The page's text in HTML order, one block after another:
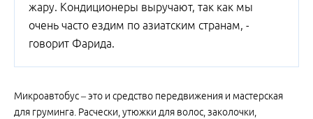
жару. Кондиционеры выручают, так как мы
очень часто ездим по азиатским странам, -
говорит Фарида.
Микроавтобус – это и средство передвижения и мастерская
для груминга. Расчески, утюжки для волос, заколочки,